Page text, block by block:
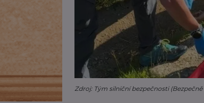
Zdroj: Tým silniční bezpečnosti (Bezpečně